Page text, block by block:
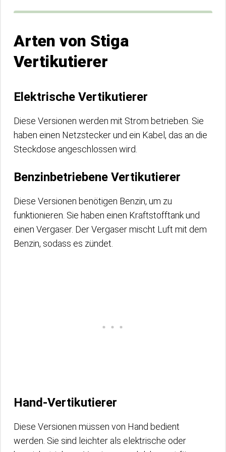
Arten von Stiga
Vertikutierer
Elektrische Vertikutierer
Diese Versionen werden mit Strom betrieben. Sie
haben einen Netzstecker und ein Kabel, das an die
Steckdose angeschlossen wird.
Benzinbetriebene Vertikutierer
Diese Versionen benötigen Benzin, um zu
funktionieren. Sie haben einen Kraftstofftank und
einen Vergaser. Der Vergaser mischt Luft mit dem
Benzin, sodass es zündet.
Hand-Vertikutierer
Diese Versionen müssen von Hand bedient
werden. Sie sind leichter als elektrische oder